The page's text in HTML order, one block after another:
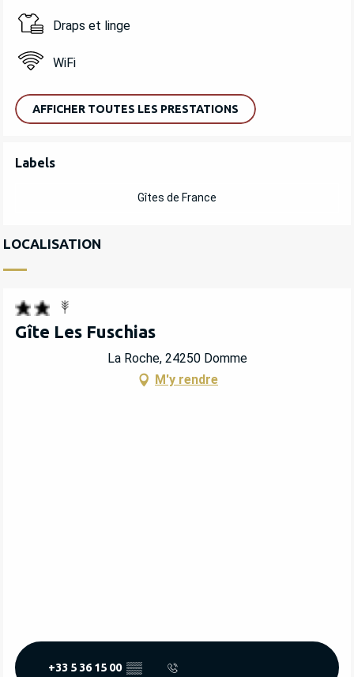
Draps et linge
WiFi
AFFICHER TOUTES LES PRESTATIONS
OFFRES DE PRESTATIONS
Labels
Labels
Gîtes de France
LOCALISATION
Gîte Les Fuschias
La Roche, 24250 Domme
M'y rendre
+33 5 36 15 00 ▒▒